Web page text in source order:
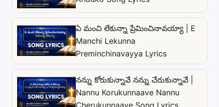
ఏ మంచి లేకున్నా ప్రేమించినావయ్యా | E
Manchi Lekunna
Preminchinavayya Lyrics
నన్ను కోరుకున్నావే నన్ను చేరుకున్నావే |
Nannu Korukunnaave Nannu
Cherukunnaave Song Lyrics